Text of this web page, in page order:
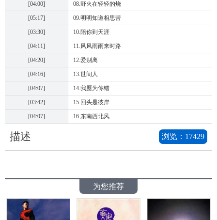
[04:00] 08.野火在轻轻的烧
[05:17] 09.明明知道相思苦
[03:30] 10.陪你到天涯
[04:11] 11.风风雨雨来时路
[04:20] 12.爱别离
[04:16] 13.世间人
[04:07] 14.我愿为你错
[03:42] 15.回头是彼岸
[04:07] 16.东南西北风
描述 浏览： 17429
为您推荐